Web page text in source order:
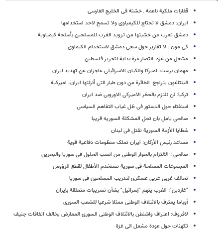
قفازات ملکیة ناعمة ـ خشنة فی الخلیج الفارسی
ایران: دمشق لا تحتاج للکیمیاوی ولا تسمح لاحد استخدامها
دمشق تعرب عن خشیتها من تزوید الغرب للمسلحین بأسلحة کیمیاویة
کی مون : لا تقاریر حول سعی دمشق لاستخدام الکیماوی
مشعل من غزة: انتصار غزة بدایة لتحریر فلسطین
مهمان برست: امیرکا والکیان الاسرائیلی عاجزان عن تهدید ایران
البنتاغون یتراجع: الطائرة من دون طیار التی أنزلتها ایران، امیرکیة
ترکیا: لن نلتزم بالحظر الامیرکی الاوروبی ضد ایران
استفتاء حول الدستور فی ظل غیاب التفاهم السیاسی
صالحی یامل بان تحل المشکلة السوریه قریبا
شظایا الأزمة السوریة تقتل فی لبنان
مساعد رئیس الأرکان: ایران تملک منظومات دفاعیة قویة
صالحی : الالتزام بالحوار الوطنی من انسب الحلول فی سوریا والبحرین
المجموعات المسلحة فی سوریة تستخدم الأطفال لقطع الرؤوس
تحالف غربی عربی عسکری لتدریب المسلحین فی سوریا
"غاردین": الغرب یتهم "إسرائیل" بشأن تسریبات متعلقة بإیران
أوباما یعترف بالائتلاف الوطنی ممثلا شرعیا للشعب السوری
لافروف: اعتراف واشنطن بالائتلاف الوطنی السوری المعارض یخالف اتفاقات جنیف
تکهنات حول عودة مشعل الى غزة